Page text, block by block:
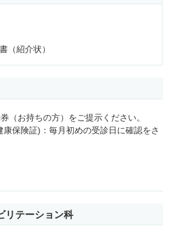
（紹介状）
（お持ちの方）をご提示ください。
保険証)：毎月初めの受診日に確認をさ
リテーション科